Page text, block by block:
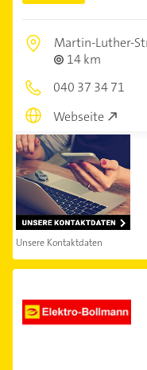
Martin-Luther-
14 km
040 37 34 71
Webseite
Unsere Kontaktdaten